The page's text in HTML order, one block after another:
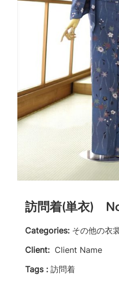
訪問着(単衣)
Categories: その他の衣
Client: Client Name
Tags : 訪問着